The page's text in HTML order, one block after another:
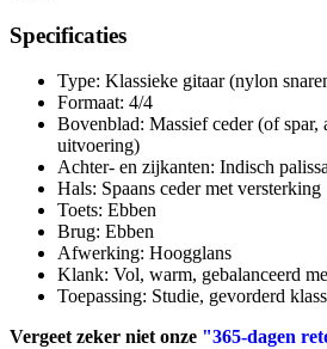
Specificaties
Type: Klassieke gitaar (nylon
Formaat: 4/4
Bovenblad: Massief ceder (of
uitvoering)
Achter- en zijkanten: Indisch
Hals: Spaans ceder met versterking
Toets: Ebben
Brug: Ebben
Afwerking: Hoogglans
Klank: Vol, warm, gebalanceerd
Toepassing: Studie, gevorderd
Vergeet zeker niet onze "365-dagen